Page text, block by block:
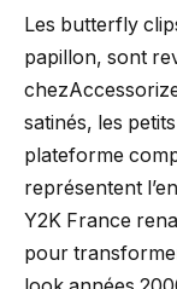
Les butterfly
papillon, sont
satinés, les
plateforme
représentent
Y2K France
pour